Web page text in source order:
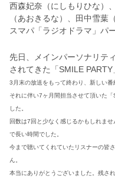
西森妃奈（にしもりひな）
（あおきるな）、田中雪葉
スマパ「ラジオドラマ」パ
先日、メインパーソナリテ
されてきた
「SMILE
3月末の放送をもって終わり、新しい番
それに伴い7ヶ月間担当させて頂いた
した。
回数は7回と少なく感じるかもしれま
で長い時間でした。
今まで聴いてくれていたリスナーの皆
ん。
本当にありがとうございました。残さ